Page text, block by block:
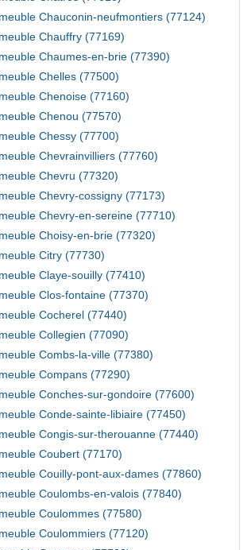
Chauconin-neufmontiers (77124)
Chauffry (77169)
Chaumes-en-brie (77390)
Chelles (77500)
Chenoise (77160)
Chenou (77570)
Chessy (77700)
Chevrainvilliers (77760)
Chevru (77320)
Chevry-cossigny (77173)
Chevry-en-sereine (77710)
Choisy-en-brie (77320)
Citry (77730)
Claye-souilly (77410)
Clos-fontaine (77370)
Cocherel (77440)
Collegien (77090)
Combs-la-ville (77380)
Compans (77290)
Conches-sur-gondoire (77600)
Conde-sainte-libiaire (77450)
Congis-sur-therouanne (77440)
Coubert (77170)
Couilly-pont-aux-dames (77860)
Coulombs-en-valois (77840)
Coulommes (77580)
Coulommiers (77120)